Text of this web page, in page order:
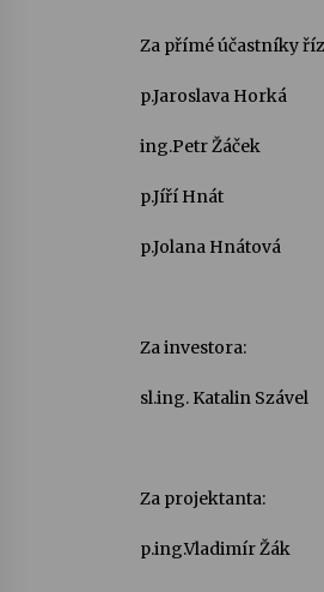
Za přímé účastníky
p.Jaroslava Horká
ing.Petr Žáček
p.Jíří Hnát
p.Jolana Hnátová
Za investora:
sl.ing. Katalin Szável
Za projektanta:
p.ing.Vladimír Žák